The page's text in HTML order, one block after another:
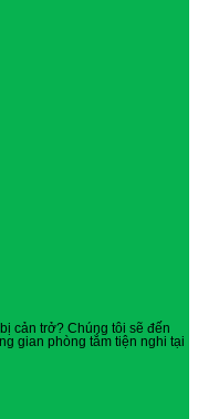
cản trở? Chúng tôi sẽ đến
gian phòng tắm tiện nghi tại